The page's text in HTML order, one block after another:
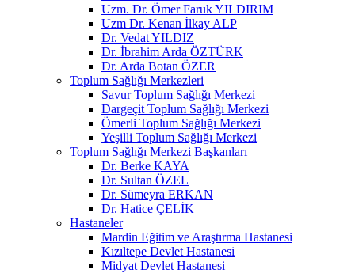
Uzm. Dr. Ömer Faruk YILDIRIM
Uzm Dr. Kenan İlkay ALP
Dr. Vedat YILDIZ
Dr. İbrahim Arda ÖZTÜRK
Dr. Arda Botan ÖZER
Toplum Sağlığı Merkezleri
Savur Toplum Sağlığı Merkezi
Dargeçit Toplum Sağlığı Merkezi
Ömerli Toplum Sağlığı Merkezi
Yeşilli Toplum Sağlığı Merkezi
Toplum Sağlığı Merkezi Başkanları
Dr. Berke KAYA
Dr. Sultan ÖZEL
Dr. Sümeyra ERKAN
Dr. Hatice ÇELİK
Hastaneler
Mardin Eğitim ve Araştırma Hastanesi
Kızıltepe Devlet Hastanesi
Midyat Devlet Hastanesi